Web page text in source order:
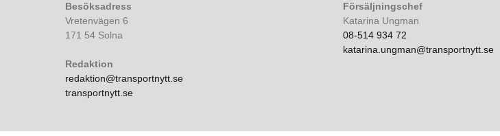
Besöksadress
Vretenvägen 6
171 54 Solna
Redaktion
redaktion@transportnytt.se
transportnytt.se
Försäljningschef
Katarina Ungman
08-514 934 72
katarina.ungman@transportnytt.se